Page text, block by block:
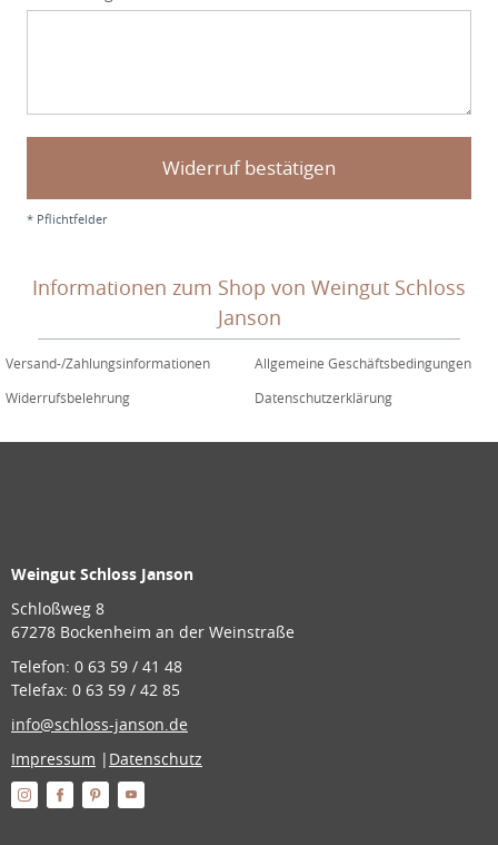
TEAM
GÄSTEHAUS
Widerruf bestätigen
* Pflichtfelder
Informationen zum Shop von Weingut Schloss
Janson
Versand-/Zahlungsinformationen
Allgemeine Geschäftsbedingungen
Widerrufsbelehrung
Datenschutzerklärung
Weingut Schloss Janson
Schloßweg 8
67278 Bockenheim an der Weinstraße
Telefon: 0 63 59 / 41 48
Telefax: 0 63 59 / 42 85
info@schloss-janson.de
Impressum | Datenschutz